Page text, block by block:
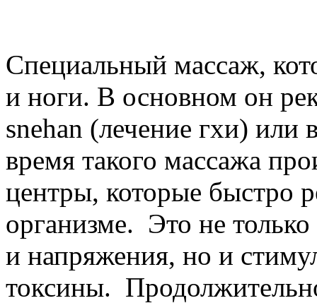
Специальный массаж,
и ноги. В основном он
snehan (лечение гхи) или
время такого массажа
центры, которые быстро
организме. Это не только
и напряжения, но и
токсины.